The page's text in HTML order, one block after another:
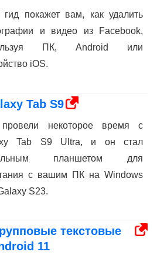
гид покажет вам, как удалить
и видео из Facebook,
ПК, Android или
iOS.
Tab S9
некоторое время с
Tab S9 Ultra, и он стал
планшетом для
с вашим ПК на Windows
S23.
текстовые
11